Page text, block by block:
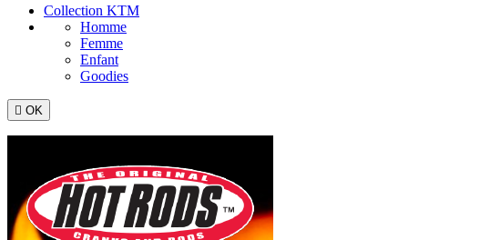
Collection KTM
Homme
Femme
Enfant
Goodies
 OK